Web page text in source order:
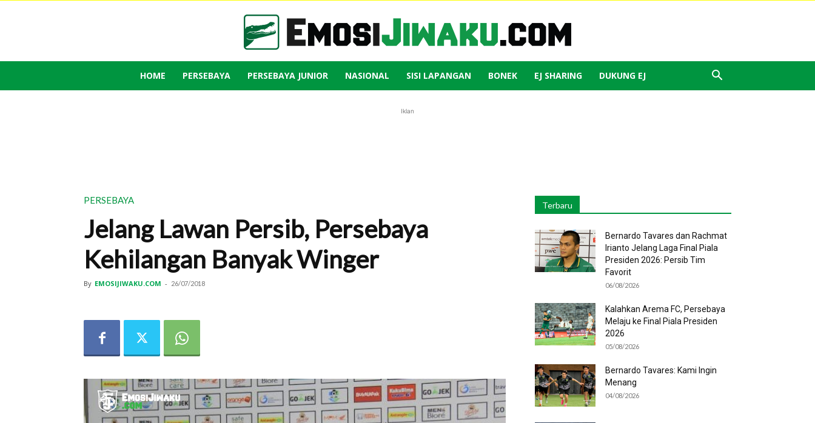
Emosi
HOME PERSEBAYA PERSEBAYA JUNIOR NASIONAL SISI LAPANGAN BONEK EJ SHARING DUKUNG EJ
Iklan
PERSEBAYA
Jelang Lawan Persib, Persebaya
Kehilangan Banyak Winger
By EMOSIJIWAKU.COM - 26/07/2018
Terbaru
Bernardo Tavares dan Rachmat
Irianto Jelang Laga Final Piala
Presiden 2026: Persib Tim
Favorit
06/08/2026
Kalahkan Arema FC, Persebaya
Melaju ke Final Piala Presiden
2026
05/08/2026
Bernardo Tavares: Kami Ingin
Menang
04/08/2026